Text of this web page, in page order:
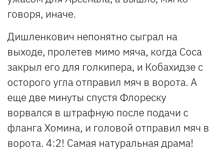
говоря, иначе.
Дишленкович непонятно сыграл на
выходе, пролетев мимо мяча, когда Соса
закрыл его для голкипера, и Кобахидзе с
осторого угла отправил мяч в ворота. А
еще две минуты спустя Флореску
ворвался в штрафную после подачи с
фланга Хомина, и головой отправил мяч в
ворота. 4:2! Самая натуральная драма!